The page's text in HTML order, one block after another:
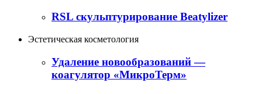
RSL скульптурирование Beatylizer
Эстетическая косметология
Удаление новообразований —
коагулятор «МикроТерм»